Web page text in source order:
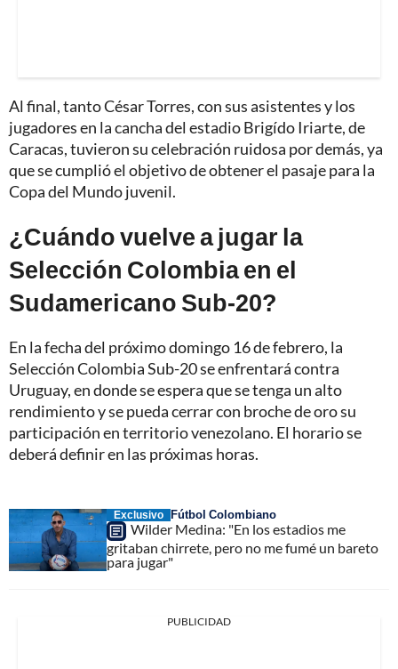
Al final, tanto César Torres, con sus asistentes y los
jugadores en la cancha del estadio Brigído Iriarte, de
Caracas, tuvieron su celebración ruidosa por demás, ya
que se cumplió el objetivo de obtener el pasaje para la
Copa del Mundo juvenil.
¿Cuándo vuelve a jugar la
Selección Colombia en el
Sudamericano Sub-20?
En la fecha del próximo domingo 16 de febrero, la
Selección Colombia Sub-20 se enfrentará contra
Uruguay, en donde se espera que se tenga un alto
rendimiento y se pueda cerrar con broche de oro su
participación en territorio venezolano. El horario se
deberá definir en las próximas horas.
Exclusivo Fútbol Colombiano
Wilder Medina: "En los estadios me
gritaban chirrete, pero no me fumé un bareto
para jugar"
PUBLICIDAD